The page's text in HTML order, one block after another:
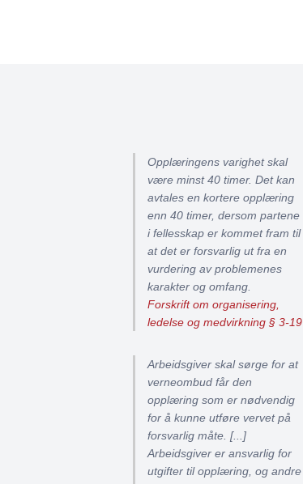
Opplæringens varighet skal
være minst 40 timer. Det kan
avtales en kortere opplæring
enn 40 timer, dersom partene
i fellesskap er kommet fram til
at det er forsvarlig ut fra en
vurdering av problemenes
karakter og omfang.
Forskrift om organisering,
ledelse og medvirkning § 3-19
Arbeidsgiver skal sørge for at
verneombud får den
opplæring som er nødvendig
for å kunne utføre vervet på
forsvarlig måte. [...]
Arbeidsgiver er ansvarlig for
utgifter til opplæring, og andre